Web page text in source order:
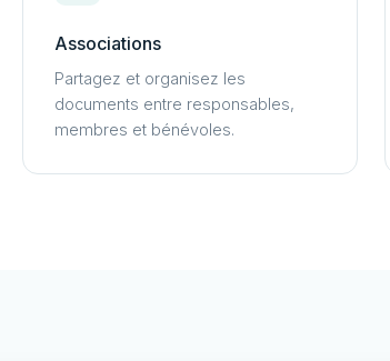
Associations
Partagez et organisez les
documents entre responsables,
membres et bénévoles.